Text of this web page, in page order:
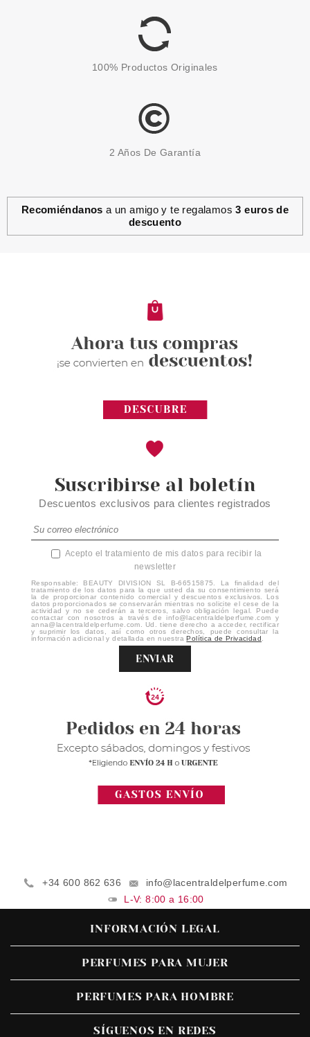
100% Productos Originales
2 Años De Garantía
Recomiéndanos a un amigo y te regalamos3 euros de
descuento
Suscribirse al boletín
Descuentos exclusivos para clientes registrados
Acepto el tratamiento de mis datos para recibir la
newsletter
Responsable: BEAUTY DIVISION SL B-66515875. La finalidad del
tratamiento de los datos para la que usted da su consentimiento será
la de proporcionar contenido comercial y descuentos exclusivos. Los
datos proporcionados se conservarán mientras no solicite el cese de la
actividad y no se cederán a terceros, salvo obligación legal. Puede
contactar con nosotros a través de info@lacentraldelperfume.com y
anna@lacentraldelperfume.com. Ud. tiene derecho a acceder, rectificar
y suprimir los datos, así como otros derechos, puede consultar la
información adicional y detallada en nuestraPolítica de Privacidad
ENVIAR
+34 600 862 636
info@lacentraldelperfume.com
L-V: 8:00 a 16:00
INFORMACIÓN LEGAL
PERFUMES PARA MUJER
PERFUMES PARA HOMBRE
SÍGUENOS EN REDES